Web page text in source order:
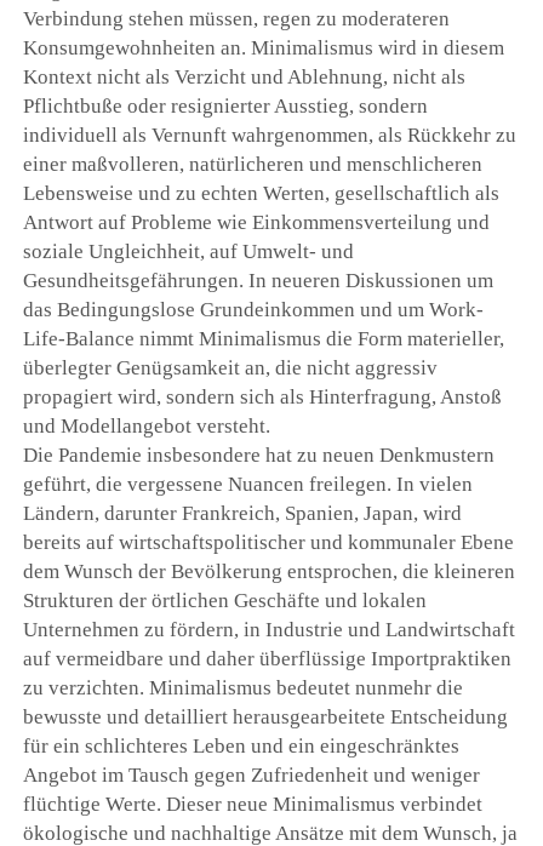
Verbindung stehen müssen, regen zu moderateren
Konsumgewohnheiten an. Minimalismus wird in diesem
Kontext nicht als Verzicht und Ablehnung, nicht als
Pflichtbuße oder resignierter Ausstieg, sondern
individuell als Vernunft wahrgenommen, als Rückkehr zu
einer maßvolleren, natürlicheren und menschlicheren
Lebensweise und zu echten Werten, gesellschaftlich als
Antwort auf Probleme wie Einkommensverteilung und
soziale Ungleichheit, auf Umwelt- und
Gesundheitsgefährungen. In neueren Diskussionen um
das Bedingungslose Grundeinkommen und um Work-
Life-Balance nimmt Minimalismus die Form materieller,
überlegter Genügsamkeit an, die nicht aggressiv
propagiert wird, sondern sich als Hinterfragung, Anstoß
und Modellangebot versteht.
Die Pandemie insbesondere hat zu neuen Denkmustern
geführt, die vergessene Nuancen freilegen. In vielen
Ländern, darunter Frankreich, Spanien, Japan, wird
bereits auf wirtschaftspolitischer und kommunaler Ebene
dem Wunsch der Bevölkerung entsprochen, die kleineren
Strukturen der örtlichen Geschäfte und lokalen
Unternehmen zu fördern, in Industrie und Landwirtschaft
auf vermeidbare und daher überflüssige Importpraktiken
zu verzichten. Minimalismus bedeutet nunmehr die
bewusste und detailliert herausgearbeitete Entscheidung
für ein schlichteres Leben und ein eingeschränktes
Angebot im Tausch gegen Zufriedenheit und weniger
flüchtige Werte. Dieser neue Minimalismus verbindet
ökologische und nachhaltige Ansätze mit dem Wunsch, ja